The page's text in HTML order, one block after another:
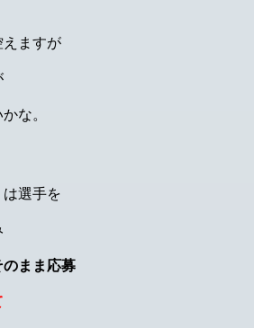
えますが
な。
選手を
まま応募